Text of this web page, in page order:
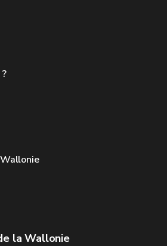
la Wallonie